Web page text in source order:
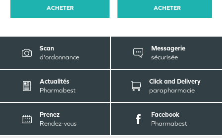
ACHETER ACHETER
Scan
d'ordonnance
Messagerie
sécurisée
Actualités
Pharmabest
Click and Delivery
parapharmacie
Prenez
Rendez-vous
Facebook
Pharmabest